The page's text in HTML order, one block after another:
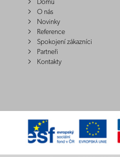
Domů
O nás
Novinky
Reference
Spokojení zákazníci
Partneři
Kontakty